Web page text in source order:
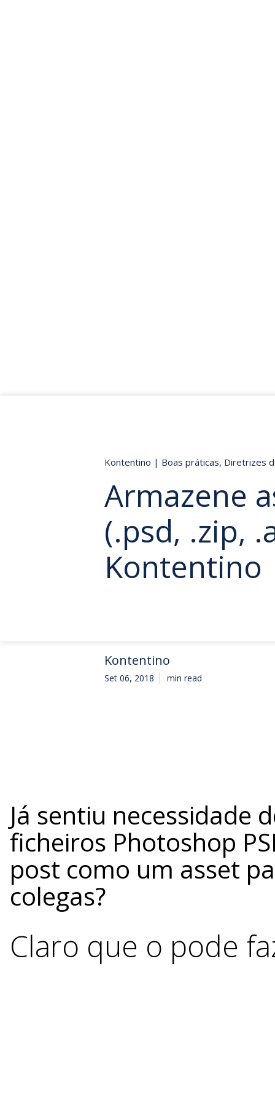
Kontentino | Boas práticas, Diretrizes
Armazene
(.psd, .zip,
Kontentino
Kontentino
Set 06, 2018 min read
Já sentiu necessidade
ficheiros Photoshop
post como um asset
colegas?
Claro que o pode